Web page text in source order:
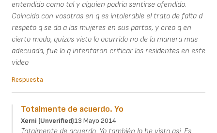
entendido como tal y alguien podria sentirse ofendido.
Coincido con vosotras en q es intolerable el trato de falta d
respeto q se da a las mujeres en sus partos, y creo q en
cierto modo, quizas visto lo ocurrido no de la manera mas
adecuada, fue lo q intentaron criticar los residentes en este
video
Respuesta
Totalmente de acuerdo. Yo
Xerni (unverified)13 Mayo 2014
Totalmente de acuerdo. Yo también lo he visto así. Es